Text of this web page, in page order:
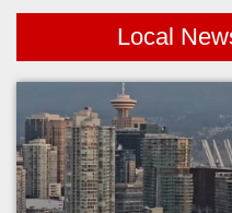
Local